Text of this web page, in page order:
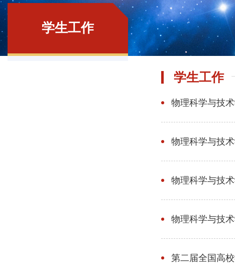
学生工作
学生工作
物理科学与技
物理科学与技
物理科学与技
物理科学与技
第二届全国高